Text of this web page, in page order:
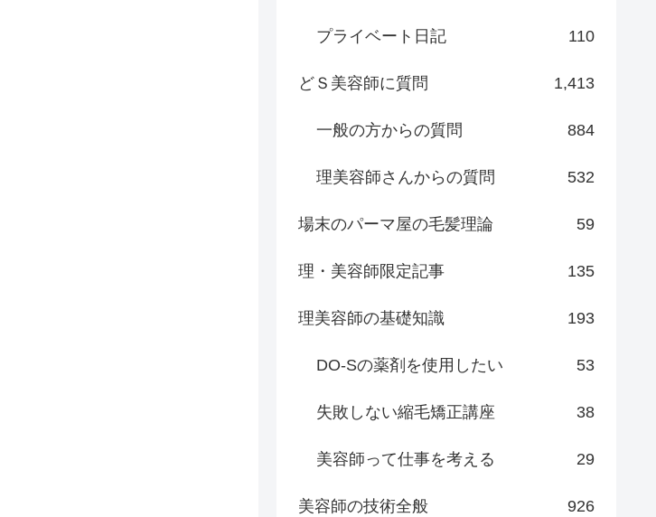
プライベート日記 110
どＳ美容師に質問 1,413
一般の方からの質問 884
理美容師さんからの質問 532
場末のパーマ屋の毛髪理論 59
理・美容師限定記事 135
理美容師の基礎知識 193
DO-Sの薬剤を使用したい 53
失敗しない縮毛矯正講座 38
美容師って仕事を考える 29
美容師の技術全般 926